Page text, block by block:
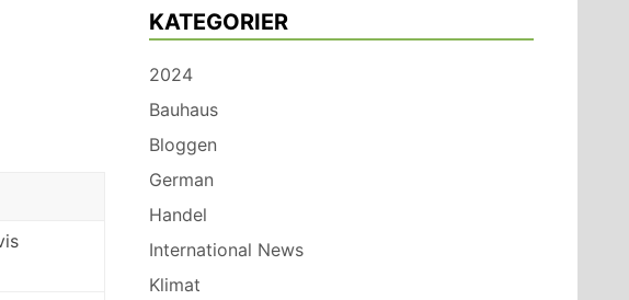
KATEGORIER
2024
Bauhaus
Bloggen
German
Handel
International News
Klimat